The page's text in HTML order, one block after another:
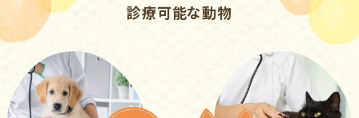
診療可能な動物